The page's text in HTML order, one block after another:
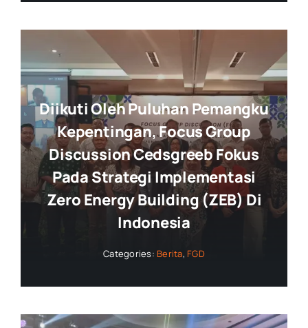
Diikuti Oleh Puluhan Pemangku
Kepentingan, Focus Group
Discussion Cedsgreeb Fokus
Pada Strategi Implementasi
Zero Energy Building (ZEB) Di
Indonesia
Categories: Berita, FGD